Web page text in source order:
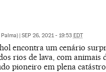
| SEP 26, 2021 - 19:53 EDT
encontra um cenário
rios de lava, com animais
pioneiro em plena